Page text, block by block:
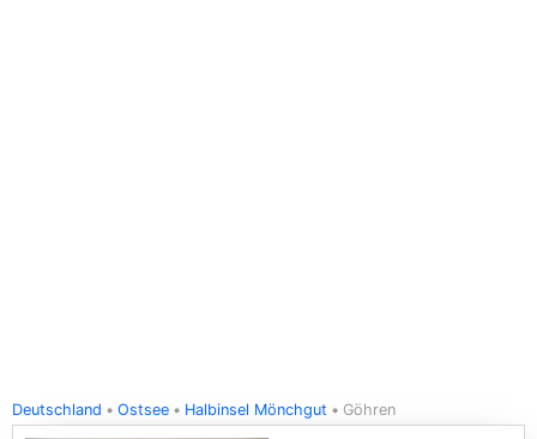
Deutschland Ostsee Halbinsel Mönchgut Göhren